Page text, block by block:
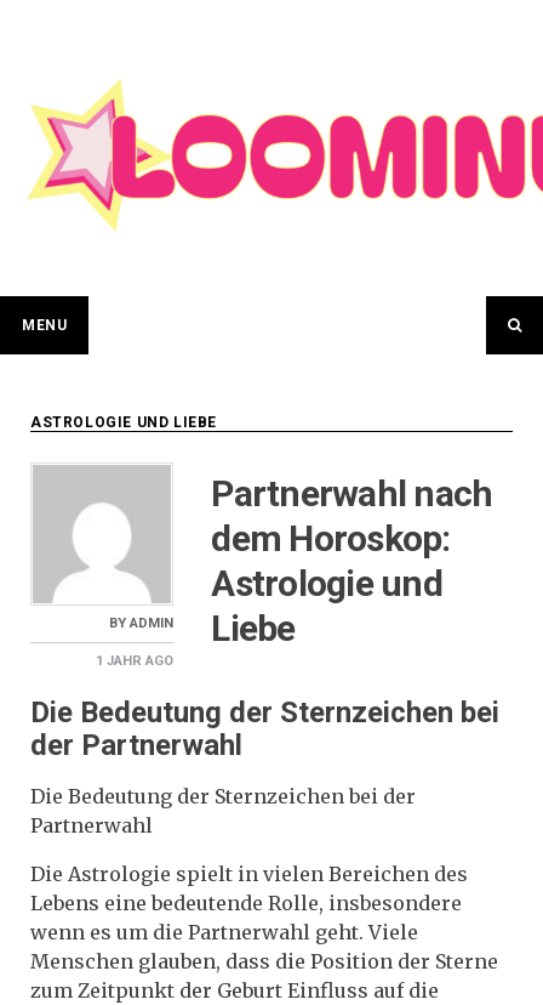
MENU
ASTROLOGIE UND LIEBE
BYADMIN
1 JAHR AGO
Partnerwahl nach
dem Horoskop:
Astrologie und
Liebe
Die Bedeutung der Sternzeichen bei
der Partnerwahl
Die Bedeutung der Sternzeichen bei der
Partnerwahl
Die Astrologie spielt in vielen Bereichen des
Lebens eine bedeutende Rolle, insbesondere
wenn es um die Partnerwahl geht. Viele
Menschen glauben, dass die Position der Sterne
zum Zeitpunkt der Geburt Einfluss auf die